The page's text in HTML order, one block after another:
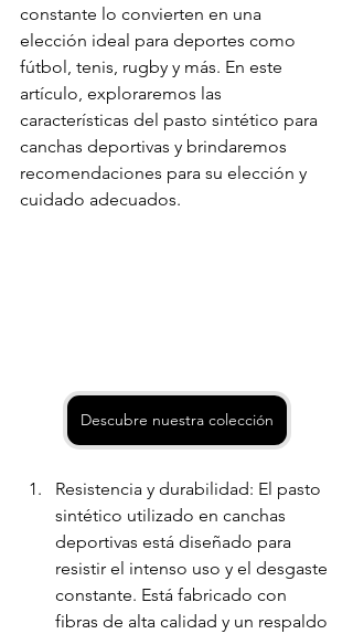
constante lo convierten en una
elección ideal para deportes como
fútbol, tenis, rugby y más. En este
artículo, exploraremos las
características del pasto sintético para
canchas deportivas y brindaremos
recomendaciones para su elección y
cuidado adecuados.
Descubre nuestra colección
Resistencia y durabilidad: El pasto
sintético utilizado en canchas
deportivas está diseñado para
resistir el intenso uso y el desgaste
constante. Está fabricado con
fibras de alta calidad y un respaldo